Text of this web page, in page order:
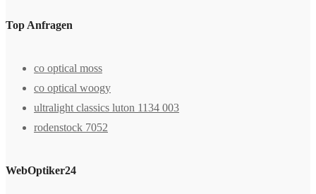
Top Anfragen
co optical moss
co optical woogy
ultralight classics luton 1134 003
rodenstock 7052
WebOptiker24